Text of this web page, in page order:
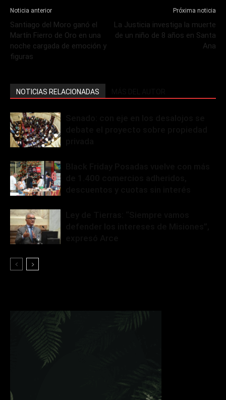
Noticia anterior
Santiago del Moro ganó el
Martín Fierro de Oro en una
noche cargada de emoción y
figuras
Próxima noticia
La Justicia investiga la muerte
de un niño de 8 años en Santa
Ana
NOTICIAS RELACIONADAS